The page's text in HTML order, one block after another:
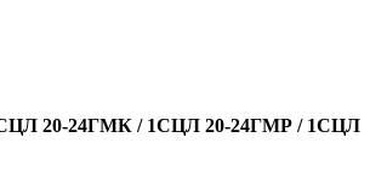
20-24ГМК / 1СЦЛ 20-24ГМР / 1СЦЛ